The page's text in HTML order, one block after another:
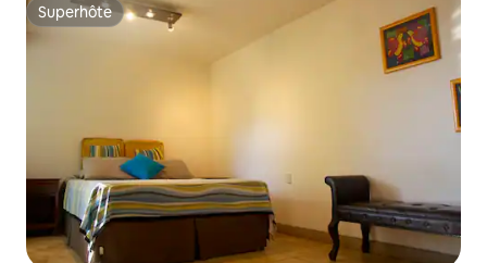
Superhôte
Superhôte